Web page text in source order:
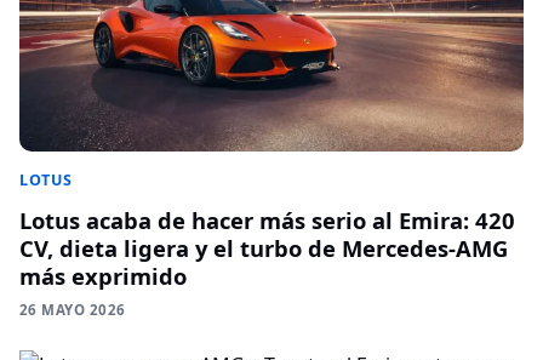
LOTUS
Lotus acaba de hacer más serio al Emira: 420
CV, dieta ligera y el turbo de Mercedes-AMG
más exprimido
26 MAYO 2026